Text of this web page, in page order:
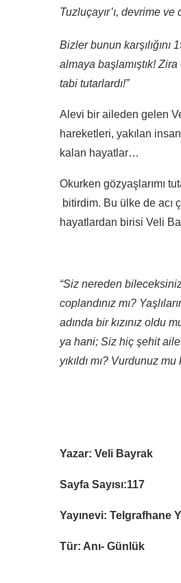
Tuzluçayır’ı, devrime
Bizler bunun
almaya başlamıştık!
tabi tutarlardı!”
Alevi bir aileden gelen
hareketleri, yakılan
kalan hayatlar…
Okurken gözyaşlarımı
bitirdim. Bu ülke de acı
hayatlardan birisi Veli
“Siz nereden
coplandınız mı?
adında bir kızınız oldu
ya hani; Siz hiç şehit
yıkıldı mı? Vurdunuz
Yazar: Veli Bayrak
Sayfa Sayısı:117
Yayınevi: Telgrafhane
Tür: Anı- Günlük